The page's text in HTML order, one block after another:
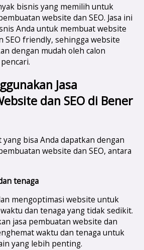
bisnis yang memilih untuk
website dan SEO. Jasa ini
Anda untuk membuat website
SEO friendly, sehingga website
dengan mudah oleh calon
Jasa
dan SEO di Bener
yang bisa Anda dapatkan dengan
website dan SEO, antara
tenaga
mengoptimasi website untuk
dan tenaga yang tidak sedikit.
jasa pembuatan website dan
waktu dan tenaga untuk
yang lebih penting.